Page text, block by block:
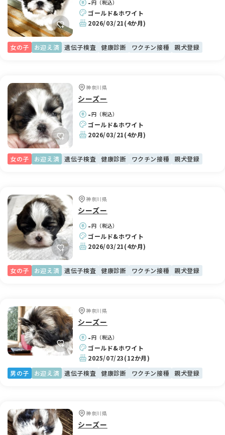
-円（税込）
ゴールド&ホワイト
2026/03/21(4か月)
女の子 お迎え済 遺伝子検査 健康診断 ワクチン接種 親犬登録
神奈川県
シーズー
-円（税込）
ゴールド&ホワイト
2026/03/21(4か月)
女の子 お迎え済 遺伝子検査 健康診断 ワクチン接種 親犬登録
神奈川県
シーズー
-円（税込）
ゴールド&ホワイト
2026/03/21(4か月)
女の子 お迎え済 遺伝子検査 健康診断 ワクチン接種 親犬登録
神奈川県
シーズー
-円（税込）
ゴールド&ホワイト
2025/07/23(12か月)
男の子
お迎え済 遺伝子検査 健康診断 ワクチン接種 親犬登録
神奈川県
シーズー